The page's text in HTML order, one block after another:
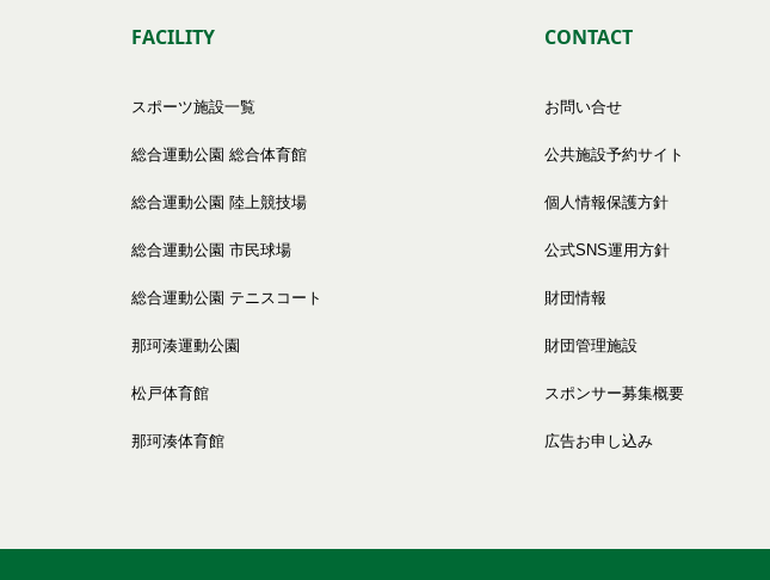
FACILITY
スポーツ施設一覧
総合運動公園 総合体育館
総合運動公園 陸上競技場
総合運動公園 市民球場
総合運動公園 テニスコート
那珂湊運動公園
松戸体育館
那珂湊体育館
CONTACT
お問い合せ
公共施設予約サイト
個人情報保護方針
公式SNS運用方針
財団情報
財団管理施設
スポンサー募集概要
広告お申し込み